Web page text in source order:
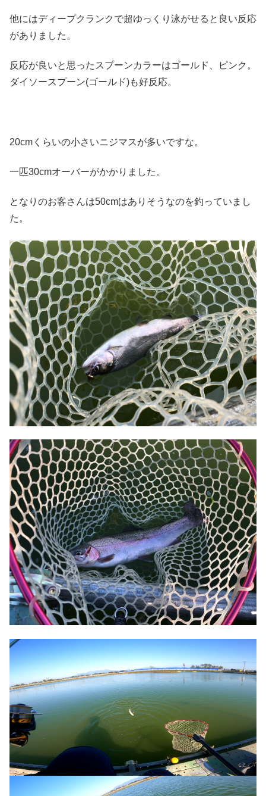
他にはディープクランクで超ゆっくり泳がせると良い反応
がありました。
反応が良いと思ったスプーンカラーはゴールド、ピンク。
ダイソースプーン(ゴールド)も好反応。
20cmくらいの小さいニジマスが多いですな。
一匹30cmオーバーがかかりました。
となりのお客さんは50cmはありそうなのを釣っていまし
た。